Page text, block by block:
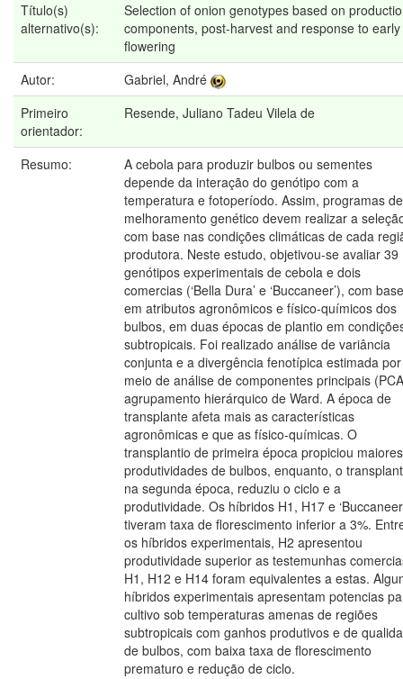
Título(s)
alternativo(s):
Selection of onion genotypes based on
components, post-harvest and response to early
flowering
Autor:
Gabriel, André
Primeiro
orientador:
Resende, Juliano Tadeu Vilela de
Resumo:
A cebola para produzir bulbos ou sementes
depende da interação do genótipo com a
temperatura e fotoperíodo. Assim, programas de
melhoramento genético devem realizar a
com base nas condições climáticas de cada
produtora. Neste estudo, objetivou-se avaliar 39
genótipos experimentais de cebola e dois
comercias (‘Bella Dura’ e ‘Buccaneer’), com base
em atributos agronômicos e físico-químicos dos
bulbos, em duas épocas de plantio em
subtropicais. Foi realizado análise de variância
conjunta e a divergência fenotípica estimada por
meio de análise de componentes principais
agrupamento hierárquico de Ward. A época de
transplante afeta mais as características
agronômicas e que as físico-químicas. O
transplantio de primeira época propiciou maiores
produtividades de bulbos, enquanto, o
na segunda época, reduziu o ciclo e a
produtividade. Os híbridos H1, H17 e
tiveram taxa de florescimento inferior a 3%.
os híbridos experimentais, H2 apresentou
produtividade superior as testemunhas
H1, H12 e H14 foram equivalentes a estas.
híbridos experimentais apresentam potencias
cultivo sob temperaturas amenas de regiões
subtropicais com ganhos produtivos e de
de bulbos, com baixa taxa de florescimento
prematuro e redução de ciclo.